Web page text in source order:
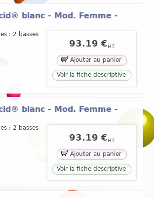
blanc - Mod. Femme -
: 2 basses
93.19 € HT
Ajouter au panier
Voir la fiche descriptive
blanc - Mod. Femme -
: 2 basses
93.19 €HT
Ajouter au panier
Voir la fiche descriptive